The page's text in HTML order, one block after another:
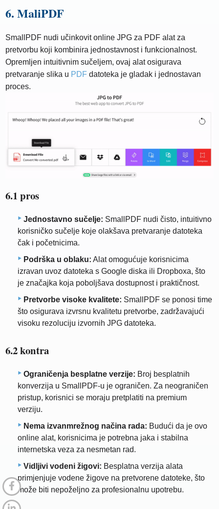
6. MaliPDF
SmallPDF nudi učinkovit online JPG za PDF alat za
pretvorbu koji kombinira jednostavnost i funkcionalnost.
Opremljen intuitivnim sučeljem, ovaj alat osigurava
pretvaranje slika u PDF datoteka je gladak i jednostavan
proces.
6.1 pros
Jednostavno sučelje: SmallPDF nudi čisto, intuitivno
korisničko sučelje koje olakšava pretvaranje datoteka
čak i početnicima.
Podrška u oblaku: Alat omogućuje korisnicima
izravan uvoz datoteka s Google diska ili Dropboxa, što
je značajka koja poboljšava dostupnost i praktičnost.
Pretvorbe visoke kvalitete: SmallPDF se ponosi time
što osigurava izvrsnu kvalitetu pretvorbe, zadržavajući
visoku rezoluciju izvornih JPG datoteka.
6.2 kontra
Ograničenja besplatne verzije: Broj besplatnih
konverzija u SmallPDF-u je ograničen. Za neograničen
pristup, korisnici se moraju pretplatiti na premium
verziju.
Nema izvanmrežnog načina rada: Budući da je ovo
online alat, korisnicima je potrebna jaka i stabilna
internetska veza za nesmetan rad.
Vidljivi vodeni žigovi: Besplatna verzija alata
primjenjuje vodene žigove na pretvorene datoteke, što
može biti nepoželjno za profesionalnu upotrebu.